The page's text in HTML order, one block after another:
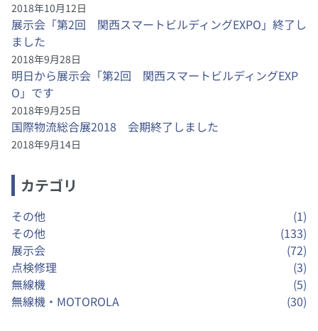
2018年10月12日
展示会「第2回 関西スマートビルディングEXPO」終了し
ました
2018年9月28日
明日から展示会「第2回 関西スマートビルディングEXP
O」です
2018年9月25日
国際物流総合展2018 会期終了しました
2018年9月14日
カテゴリ
(1)
その他
(133)
その他
(72)
展示会
(3)
点検修理
(5)
無線機
(30)
無線機・MOTOROLA